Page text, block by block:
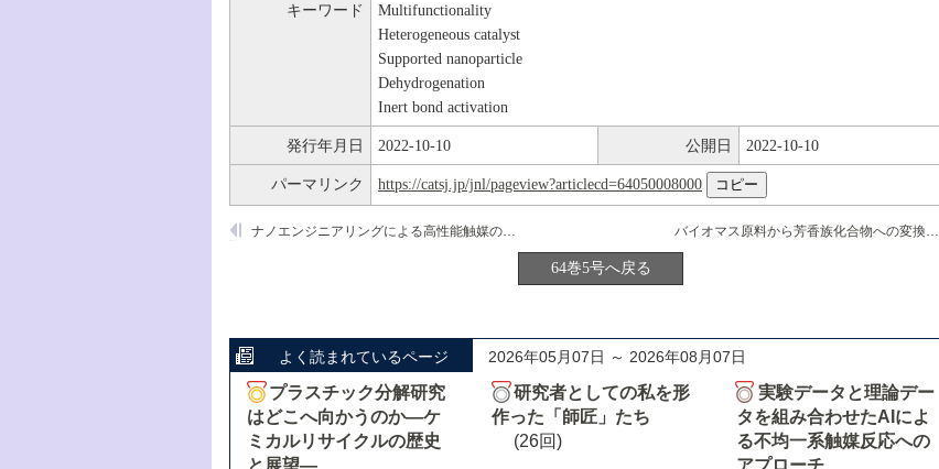
キーワード
Multifunctionality
Heterogeneous catalyst
Supported nanoparticle
Dehydrogenation
Inert bond activation
発行年月日 2022-10-10 公開日 2022-10-10
パーマリンク https://catsj.jp/jnl/pageview?articlecd=64050008000
バイオマス原料から芳香族化合物への変換プロセス開発
ナノエンジニアリングによる高性能触媒の開発
64巻5号へ戻る
よく読まれているページ 2026年05月07日 ～ 2026年08月07日
プラスチック分解研究
はどこへ向かうのか―ケ
ミカルリサイクルの歴史
と展望―
研究者としての私を形
作った「師匠」たち
(26回)
実験データと理論デー
タを組み合わせたAIによ
る不均一系触媒反応への
アプローチ